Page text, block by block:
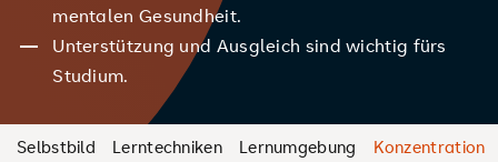
mentalen Gesundheit.
Unterstützung und Ausgleich sind wichtig fürs
Studium.
Selbstbild Lerntechniken Lernumgebung Konzentration